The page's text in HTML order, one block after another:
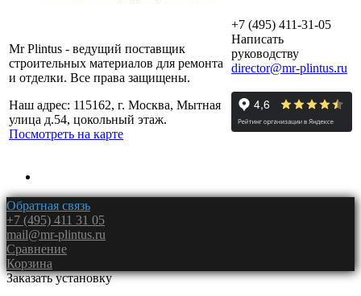
Mr Plintus - ведущий поставщик
строительных материалов для ремонта
и отделки. Все права защищены.
Наш адрес: 115162, г. Москва, Мытная
улица д.54, цокольный этаж.
Посмотреть на карте
+7 (495) 411-31-05
Написать
руководству
director@mr-plintus.ru
Обратная связь
+7 (495) 411 31 05
mail@mr-plintus.ru
Сравнение
Корзина
Заказать установку